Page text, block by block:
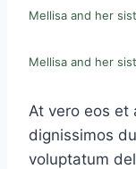
Mellisa and her
Mellisa and her
At vero eos et
dignissimos
voluptatum